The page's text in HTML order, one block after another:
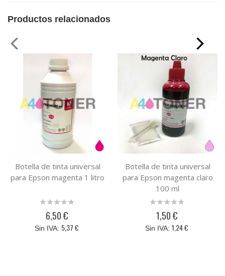
Productos relacionados
Botella de tinta universal
para Epson magenta 1 litro
Rating:
6,50 €
5,37 €
Botella de tinta universal
para Epson magenta claro
100 ml
Rating:
1,50 €
1,24 €